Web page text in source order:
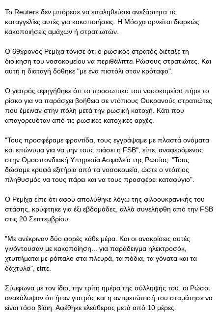
Το Reuters δεν μπόρεσε να επαληθεύσει ανεξάρτητα τις
καταγγελίες αυτές για κακοποιήσεις. Η Μόσχα αρνείται διαρκώς
κακοποιήσεις αμάχων ή στρατιωτών.
Ο 69χρονος Ρεμίχα τόνισε ότι ο ρωσικός στρατός διέταξε τη
διοίκηση του νοσοκομείου να περιθάλπτει Ρώσους στρατιώτες. Και
αυτή η διαταγή δόθηκε "με ένα πιστόλι στον κρόταφο".
Ο γιατρός αφηγήθηκε ότι το προσωπικό του νοσοκομείου πήρε το
ρίσκο για να παράσχει βοήθεια σε ντόπιους Ουκρανούς στρατιώτες
που έμειναν στην πόλη μετά την ρωσική κατοχή. Κάτι που
απαγορευόταν από τις ρωσικές κατοχικές αρχές.
"Τους προσφέραμε φροντίδα, τους εγγράψαμε με πλαστά ονόματα
και επώνυμα για να μην τους πιάσει η FSB", είπε, αναφερόμενος
στην Ομοσπονδιακή Υπηρεσία Ασφαλεία της Ρωσίας. "Τους
δώσαμε κρυφά εξιτήρια από τα νοσοκομεία, ώστε ο ντόπιος
πληθυσμός να τους πάρει και να τους προσφέρει καταφύγιο".
Ο Ρεμίχα είπε ότι αφού απολύθηκε λόγω της φιλοουκρανικής του
στάσης, κρύφτηκε για έξι εβδομάδες, αλλά συνελήφθη από την FSB
στις 20 Σεπτεμβρίου.
"Με ανέκριναν δύο φορές κάθε μέρα. Και οι ανακρίσεις αυτές
γινόντουσαν με κακοποίηση... για παράδειγμα ηλεκτροσόκ,
χτυπήματα με ρόπαλο στα πλευρά, τα πόδια, τα γόνατα και τα
δάχτυλα", είπε.
Σύμφωνα με τον ίδιο, την τρίτη ημέρα της σύλληψής του, οι Ρώσοι
ανακάλυψαν ότι ήταν γιατρός και η αντιμετώπισή του σταμάτησε να
είναι τόσο βίαιη. Αφέθηκε ελεύθερος μετά από 10 μέρες.